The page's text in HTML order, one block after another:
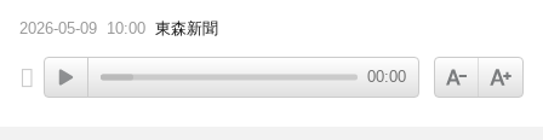
2026-05-09 10:00 東森新聞
00:00